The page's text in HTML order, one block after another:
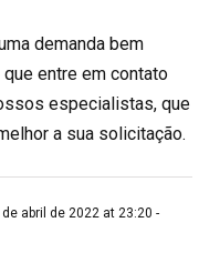
demanda bem
entre em contato
especialistas, que
a sua solicitação.
de abril de 2022 at 23:20 -